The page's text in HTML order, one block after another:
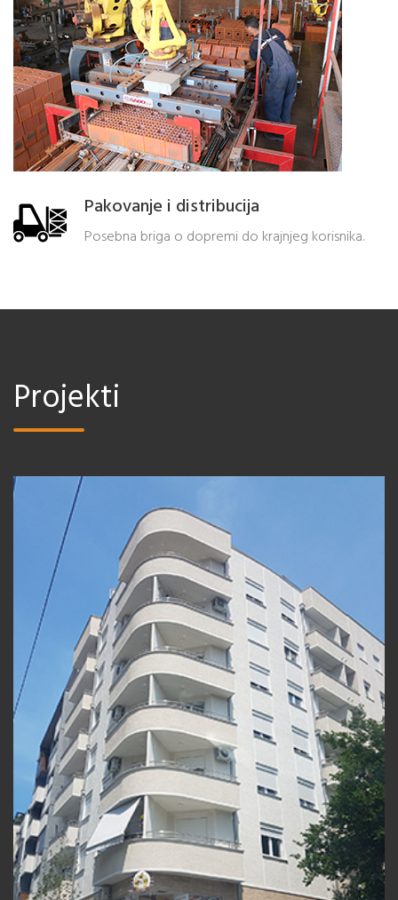
Pakovanje i distribucija
Posebna briga o dopremi do krajnjeg korisnika.
Projekti